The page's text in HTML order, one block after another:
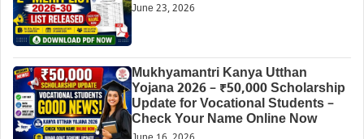
June 23, 2026
Mukhyamantri Kanya Utthan
Yojana 2026 – ₹50,000 Scholarship
Update for Vocational Students –
Check Your Name Online Now